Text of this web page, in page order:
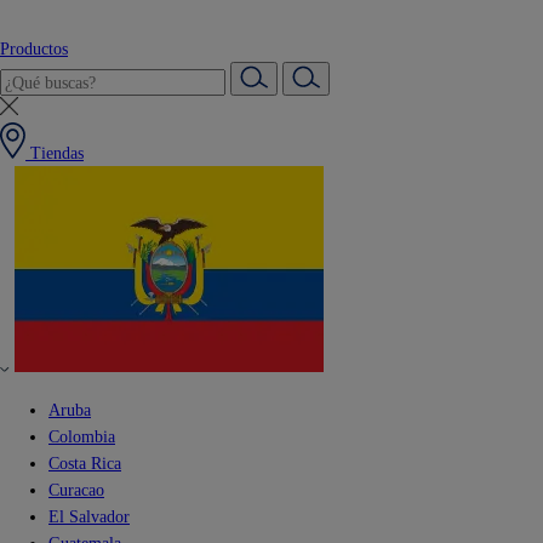
Productos
Tiendas
Aruba
Colombia
Costa Rica
Curacao
El Salvador